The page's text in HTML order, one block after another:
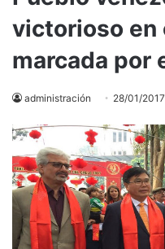
victorioso en
marcada por
administración 28/01/2017